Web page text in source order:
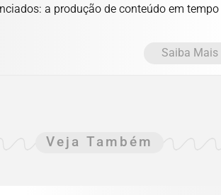
a produção de conteúdo em tempo
Saiba Mais
Veja Também